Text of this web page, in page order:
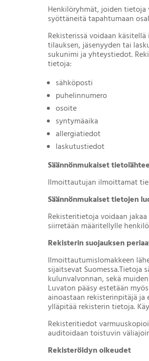
Henkilöryhmät, joiden
syöttäneitä tapahtumaan
Rekisterissä voidaan
tilauksen, jäsenyyden tai
sukunimi ja yhteystiedot.
tietoja:
sähköposti
puhelinnumero
osoite
syntymäaika
allergiatiedot
laskutustiedot
Säännönmukaiset
Ilmoittautujan ilmoittamat
Säännönmukaiset tietojen
Rekisteritietoja voidaan
siirretään määritellylle
Rekisterin suojauksen
Ilmoittautumislomakkeen
sijaitsevat
kulunvalvonnan, sekä
Luvaton pääsy estetään
ainoastaan rekisterinpitäjä
ylläpitää rekisterin tietoja.
Rekisteritiedot
auditoidaan toistuvin
Rekisteröidyn oikeudet